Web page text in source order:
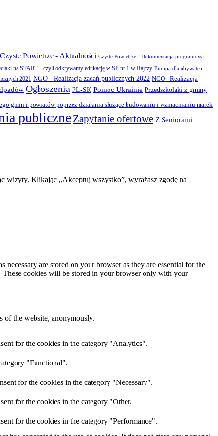
Czyste Powietrze - Aktualności Czyste Powietrze - Dokumentacja programowa
na START – czyli odkrywamy edukację w SP nr 1 w Rajczy Europa dla obywateli
2021 NGO - Realizacja zadań publicznych 2022 NGO - Realizacja
Ogłoszenia PL-SK Pomoc Ukrainie Przedszkolaki z gminy
gmin i powiatów poprzez działania służące budowaniu i wzmacnianiu marek
publiczne Zapytanie ofertowe Z Seniorami
wizyty. Klikając „Akceptuj wszystko”, wyrażasz zgodę na
are stored on your browser as they are essential for the
These cookies will be stored in your browser only with your
of the website, anonymously.
for the cookies in the category "Analytics".
"Functional".
for the cookies in the category "Necessary".
for the cookies in the category "Other.
for the cookies in the category "Performance".